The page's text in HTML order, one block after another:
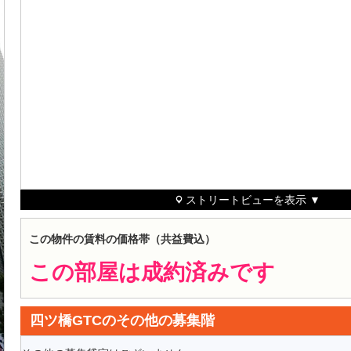
ストリートビューを表示 ▼
この物件の賃料の価格帯（共益費込）
この部屋は成約済みです
四ツ橋GTCのその他の募集階